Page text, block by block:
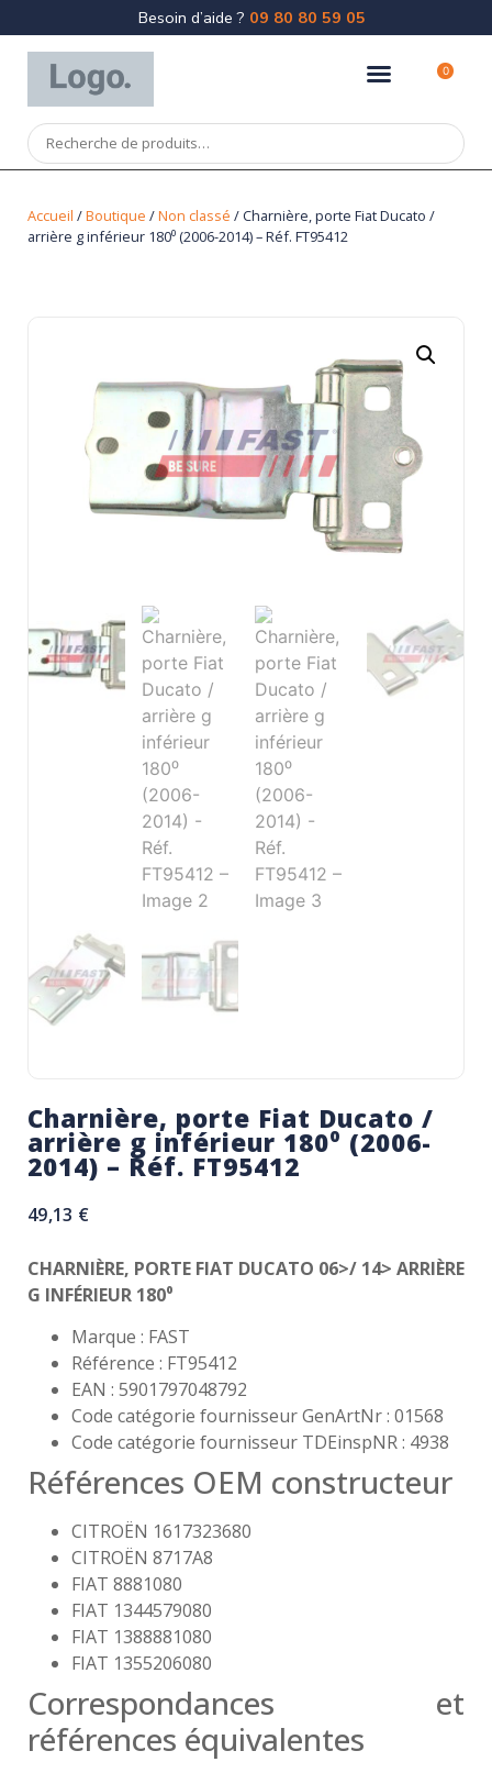
Besoin d’aide ? 09 80 80 59 05
0
Accueil /Boutique /Non classé / Charnière, porte Fiat Ducato /
arrière g inférieur 180⁰ (2006-2014) – Réf. FT95412
Charnière, porte Fiat Ducato /
arrière g inférieur 180⁰ (2006-
2014) – Réf. FT95412
49,13 €
CHARNIÈRE, PORTE FIAT DUCATO 06>/ 14> ARRIÈRE
G INFÉRIEUR 180⁰
Marque : FAST
Référence : FT95412
EAN : 5901797048792
Code catégorie fournisseur GenArtNr : 01568
Code catégorie fournisseur TDEinspNR : 4938
Références OEM constructeur
CITROËN 1617323680
CITROËN 8717A8
FIAT 8881080
FIAT 1344579080
FIAT 1388881080
FIAT 1355206080
Correspondances et
références équivalentes